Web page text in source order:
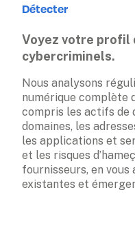
Détecter
Voyez votre profil
cybercriminels.
Nous analysons
numérique complète
compris les actifs de
domaines, les
les applications et
et les risques
fournisseurs, en
existantes et